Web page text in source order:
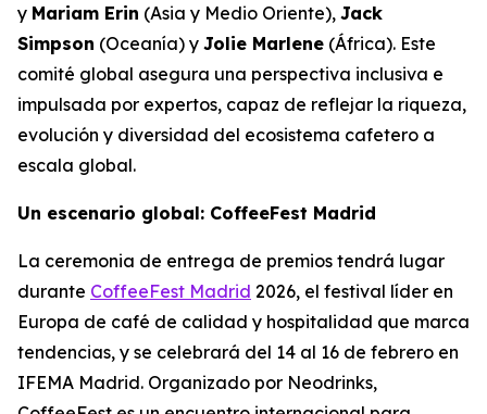
y Mariam Erin (Asia y Medio Oriente), Jack
Simpson (Oceanía) y Jolie Marlene (África). Este
comité global asegura una perspectiva inclusiva e
impulsada por expertos, capaz de reflejar la riqueza,
evolución y diversidad del ecosistema cafetero a
escala global.
Un escenario global: CoffeeFest Madrid
La ceremonia de entrega de premios tendrá lugar
durante CoffeeFest Madrid 2026, el festival líder en
Europa de café de calidad y hospitalidad que marca
tendencias, y se celebrará del 14 al 16 de febrero en
IFEMA Madrid. Organizado por Neodrinks,